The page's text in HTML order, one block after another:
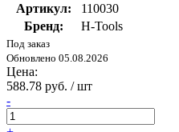
Артикул:
110030
Бренд:
H-Tools
Под заказ
Обновлено 05.08.2026
Цена:
588.78 руб. / шт
-